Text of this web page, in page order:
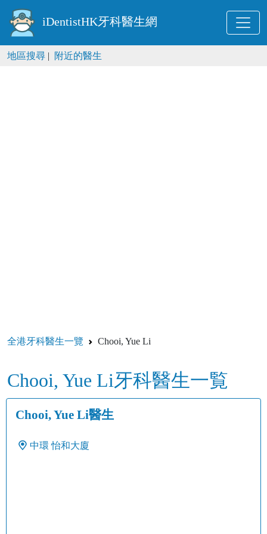
iDentistHK牙科醫生網
地區搜尋 | 附近的醫生
全港牙科醫生一覽 Chooi, Yue Li
Chooi, Yue Li牙科醫生一覧
Chooi, Yue Li醫生
中環 怡和大廈